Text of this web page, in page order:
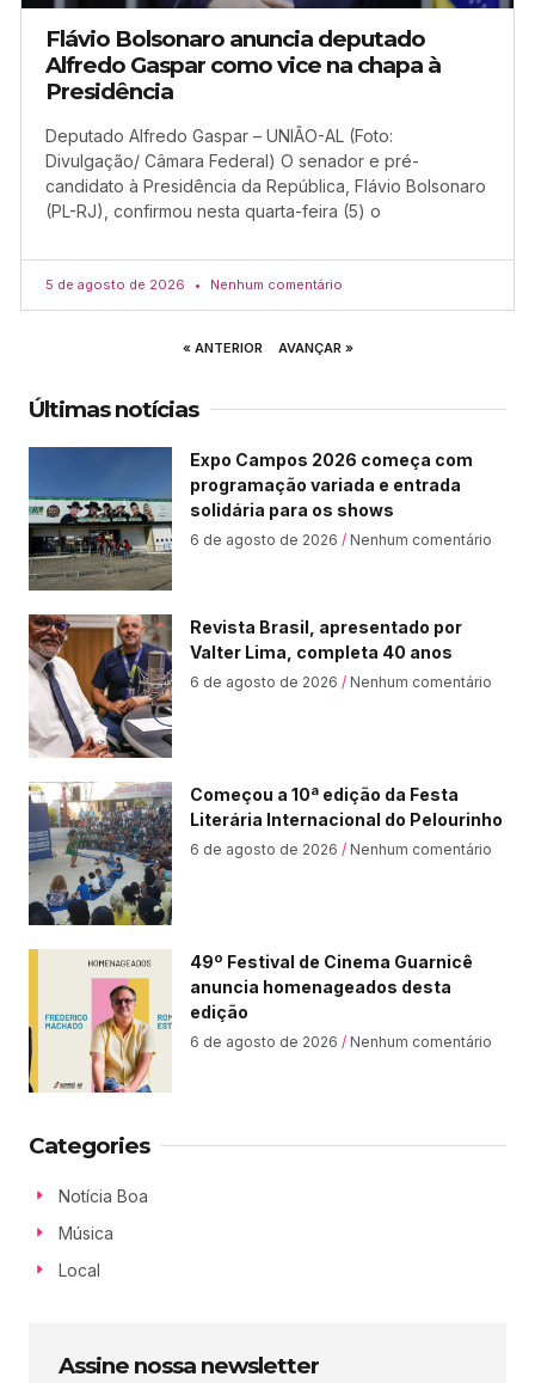
Flávio Bolsonaro anuncia deputado
Alfredo Gaspar como vice na chapa à
Presidência
Deputado Alfredo Gaspar – UNIÃO-AL (Foto:
Divulgação/ Câmara Federal) O senador e pré-
candidato à Presidência da República, Flávio Bolsonaro
(PL-RJ), confirmou nesta quarta-feira (5) o
5 de agosto de 2026 Nenhum comentário
« ANTERIOR AVANÇAR »
Últimas notícias
Expo Campos 2026 começa com
programação variada e entrada
solidária para os shows
6 de agosto de 2026 Nenhum comentário
Revista Brasil, apresentado por
Valter Lima, completa 40 anos
6 de agosto de 2026 Nenhum comentário
Começou a 10ª edição da Festa
Literária Internacional do Pelourinho
6 de agosto de 2026 Nenhum comentário
49º Festival de Cinema Guarnicê
anuncia homenageados desta
edição
6 de agosto de 2026 Nenhum comentário
Categories
Notícia Boa
Música
Local
Assine nossa newsletter